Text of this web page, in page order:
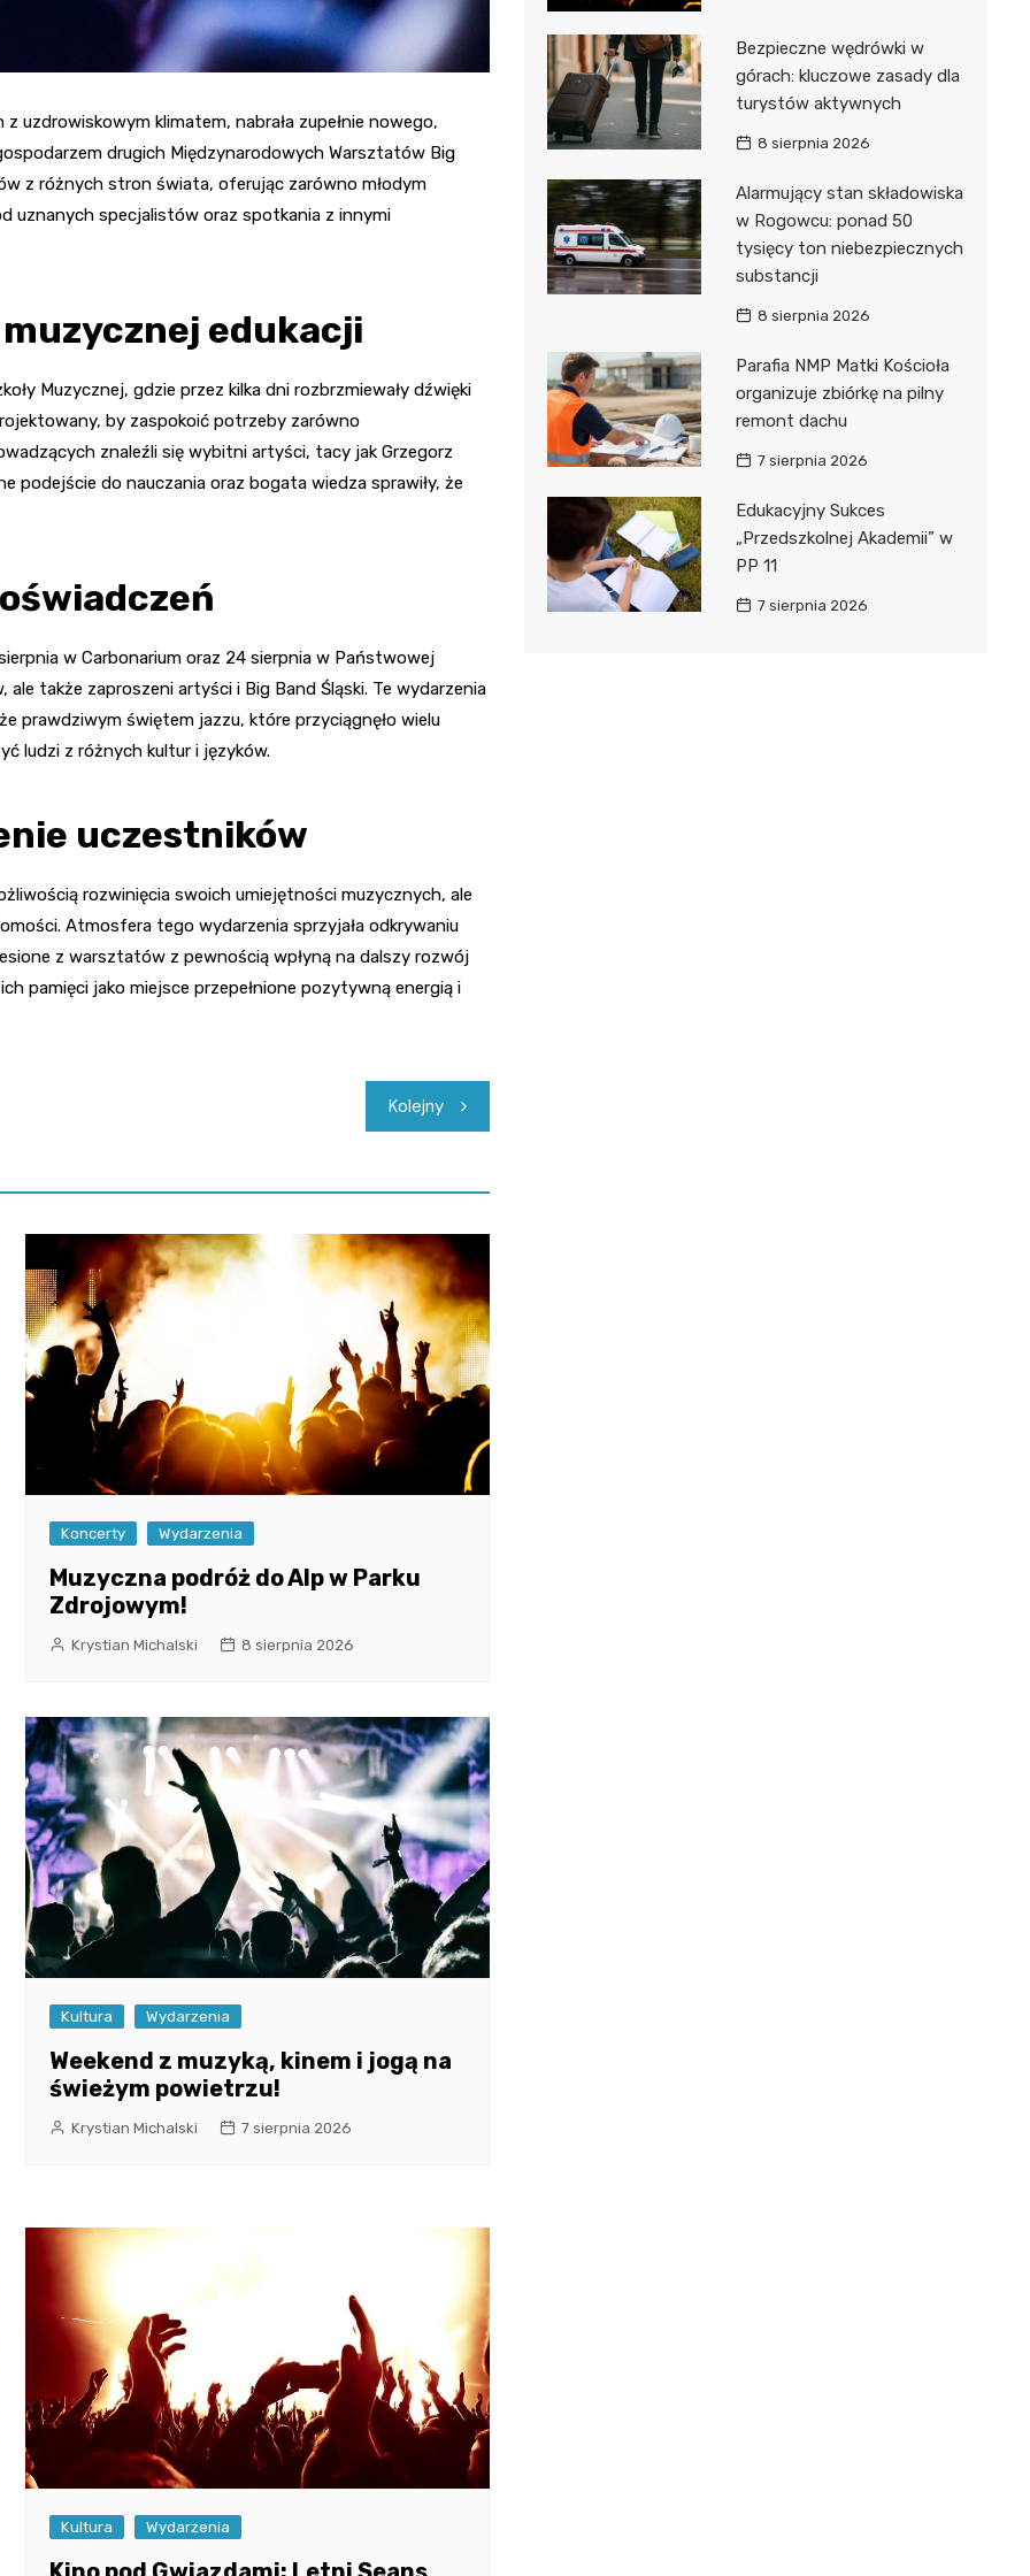
uzdrowiskowym klimatem, nabrała zupełnie nowego,
drugich Międzynarodowych Warsztatów Big
z różnych stron świata, oferując zarówno młodym
uznanych specjalistów oraz spotkania z innymi
edukacji
Muzycznej, gdzie przez kilka dni rozbrzmiewały dźwięki
by zaspokoić potrzeby zarówno
znaleźli się wybitni artyści, tacy jak Grzegorz
podejście do nauczania oraz bogata wiedza sprawiły, że
w Carbonarium oraz 24 sierpnia w Państwowej
także zaproszeni artyści i Big Band Śląski. Te wydarzenia
prawdziwym świętem jazzu, które przyciągnęło wielu
ludzi z różnych kultur i języków.
uczestników
rozwinięcia swoich umiejętności muzycznych, ale
Atmosfera tego wydarzenia sprzyjała odkrywaniu
z warsztatów z pewnością wpłyną na dalszy rozwój
pamięci jako miejsce przepełnione pozytywną energią i
Kolejny
Koncerty Wydarzenia
Muzyczna podróż do Alp w Parku
Zdrojowym!
Krystian Michalski 8 sierpnia 2026
Kultura Wydarzenia
Weekend z muzyką, kinem i jogą na
świeżym powietrzu!
Krystian Michalski 7 sierpnia 2026
Kultura Wydarzenia
Bezpieczne wędrówki w
górach: kluczowe zasady dla
turystów aktywnych
8 sierpnia 2026
Alarmujący stan składowiska
w Rogowcu: ponad 50
tysięcy ton niebezpiecznych
substancji
8 sierpnia 2026
Parafia NMP Matki Kościoła
organizuje zbiórkę na pilny
remont dachu
7 sierpnia 2026
Edukacyjny Sukces
„Przedszkolnej Akademii” w
PP 11
7 sierpnia 2026